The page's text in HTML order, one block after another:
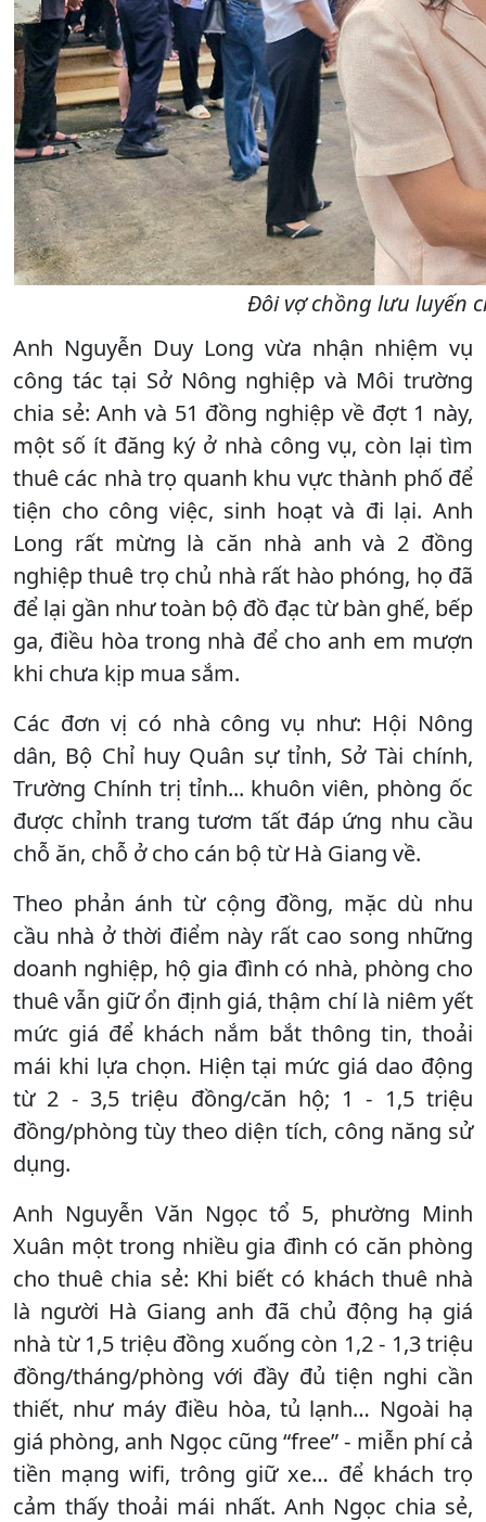
Đôi vợ chồng lưu luyến
Anh Nguyễn Duy Long vừa nhận nhiệm vụ
công tác tại Sở Nông nghiệp và Môi trường
chia sẻ: Anh và 51 đồng nghiệp về đợt 1 này,
một số ít đăng ký ở nhà công vụ, còn lại tìm
thuê các nhà trọ quanh khu vực thành phố để
tiện cho công việc, sinh hoạt và đi lại. Anh
Long rất mừng là căn nhà anh và 2 đồng
nghiệp thuê trọ chủ nhà rất hào phóng, họ đã
để lại gần như toàn bộ đồ đạc từ bàn ghế, bếp
ga, điều hòa trong nhà để cho anh em mượn
khi chưa kịp mua sắm.
Các đơn vị có nhà công vụ như: Hội Nông
dân, Bộ Chỉ huy Quân sự tỉnh, Sở Tài chính,
Trường Chính trị tỉnh... khuôn viên, phòng ốc
được chỉnh trang tươm tất đáp ứng nhu cầu
chỗ ăn, chỗ ở cho cán bộ từ Hà Giang về.
Theo phản ánh từ cộng đồng, mặc dù nhu
cầu nhà ở thời điểm này rất cao song những
doanh nghiệp, hộ gia đình có nhà, phòng cho
thuê vẫn giữ ổn định giá, thậm chí là niêm yết
mức giá để khách nắm bắt thông tin, thoải
mái khi lựa chọn. Hiện tại mức giá dao động
từ 2 - 3,5 triệu đồng/căn hộ; 1 - 1,5 triệu
đồng/phòng tùy theo diện tích, công năng sử
dụng.
Anh Nguyễn Văn Ngọc tổ 5, phường Minh
Xuân một trong nhiều gia đình có căn phòng
cho thuê chia sẻ: Khi biết có khách thuê nhà
là người Hà Giang anh đã chủ động hạ giá
nhà từ 1,5 triệu đồng xuống còn 1,2 - 1,3 triệu
đồng/tháng/phòng với đầy đủ tiện nghi cần
thiết, như máy điều hòa, tủ lạnh… Ngoài hạ
giá phòng, anh Ngọc cũng “free” - miễn phí cả
tiền mạng wifi, trông giữ xe… để khách trọ
cảm thấy thoải mái nhất. Anh Ngọc chia sẻ,